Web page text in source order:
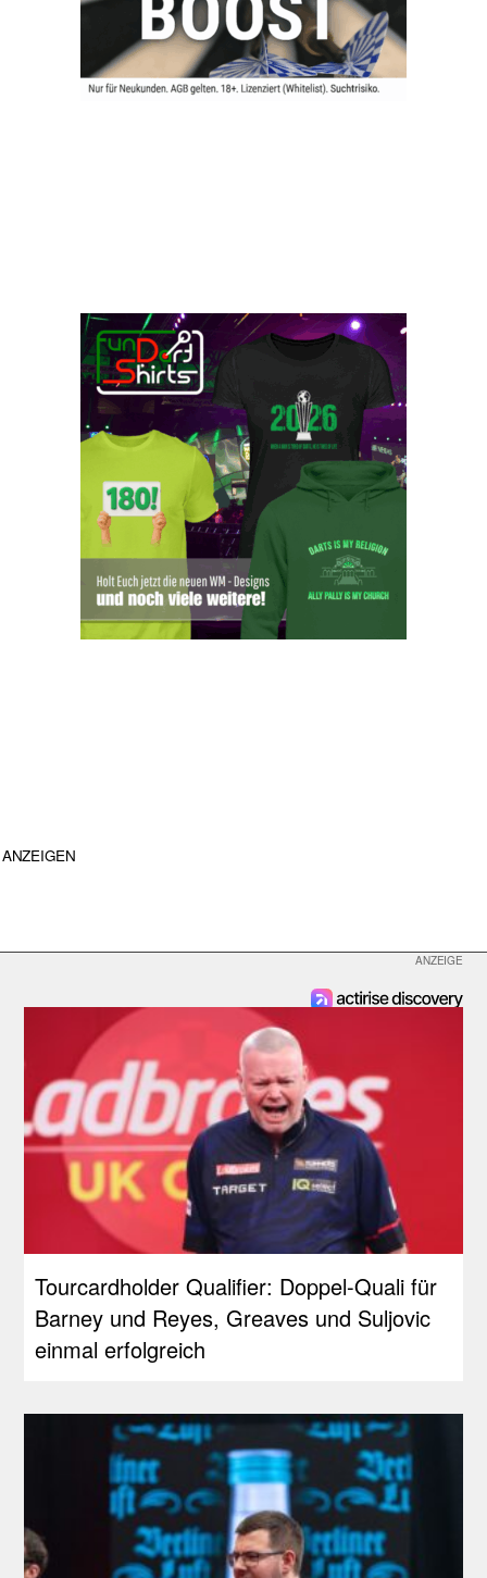
ANZEIGEN
Tourcardholder Qualifier: Doppel-Quali für
Barney und Reyes, Greaves und Suljovic
einmal erfolgreich